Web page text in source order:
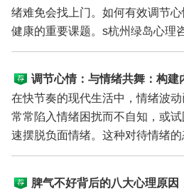
绪难免会找上门。如何有效调节
健康的重要课题。s杭州绿岛心理
询师将分享...
调节心情：与情绪共舞：构建
衡的艺术
在快节奏的现代生活中，情绪波
常常陷入情绪困扰而不自知，或
速摆脱负面情绪。这种对待情绪
情绪问题...
脾气不好背后的八大心理原因